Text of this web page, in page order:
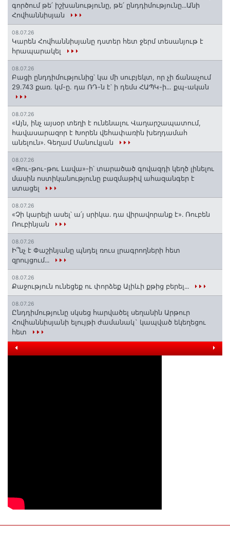
գործում թե՛ իշխանությունը, թե՛ ընդդիմությունը․․․Անի
Հովհաննիսյան
08.07.26
Կարեն Հովհաննիսյանը դստեր հետ ջերմ տեսանյութ է
հրապարակել
08.07.26
Բացի ընդդիմությունից՝ կա մի սուբյեկտ, որ չի ճանաչում
29.743 քառ. կմ-ը. դա ՌԴ-ն է՝ ի դեմս ՀԱՊԿ-ի․․. քպ-ական
08.07.26
«Այն, ինչ այսօր տեղի է ունենալու Վաղարշապատում,
հավասարազոր է Խորեն վեհափառին խեղդամահ
անելուն»․ Գեղամ Մանուկյան
08.07.26
«Թու-թու-թու Լավա»-ի՝ տարածած գովազդի կեղծ լինելու
մասին ոստիկանությունը բազմաթիվ ահազանգեր է
ստացել
08.07.26
«Չի կարելի ասել՝ ա՛յ սրիկա․ դա վիրավորանք է»․ Ռուբեն
Ռուբինյան
08.07.26
Ի՞նչ է Փաշինյանը պնդել ռուս լրագրողների հետ
զրույցում․․․
08.07.26
Քաջություն ունեցեք ու փորձեք Ալիևի քթից բերել․․․
08.07.26
Ընդդիմությունը սկսեց հարվածել սեղանին Արթուր
Հովհաննիսյանի ելույթի ժամանակ` կապված եկեղեցու
հետ